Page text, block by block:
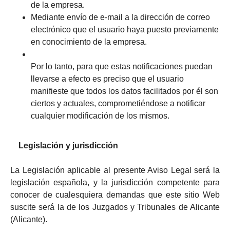
de la empresa.
Mediante envío de e-mail a la dirección de correo
electrónico que el usuario haya puesto previamente
en conocimiento de la empresa.
Por lo tanto, para que estas notificaciones puedan
llevarse a efecto es preciso que el usuario
manifieste que todos los datos facilitados por él son
ciertos y actuales, comprometiéndose a notificar
cualquier modificación de los mismos.
Legislación y jurisdicción
La Legislación aplicable al presente Aviso Legal será la
legislación española, y la jurisdicción competente para
conocer de cualesquiera demandas que este sitio Web
suscite será la de los Juzgados y Tribunales de Alicante
(Alicante).